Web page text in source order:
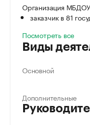
Организация
заказчик в 81
Посмотреть все
Виды
Основной
Дополнительные